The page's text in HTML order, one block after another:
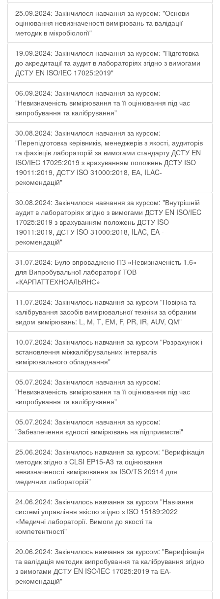
25.09.2024: Закінчилося навчання за курсом: "Основи
оцінювання невизначеності вимірювань та валідації
методик в мікробіології"
19.09.2024: Закінчилося навчання за курсом: "Підготовка
до акредитації та аудит в лабораторіях згідно з вимогами
ДСТУ EN ISO/IEC 17025:2019"
06.09.2024: Закінчилося навчання за курсом:
"Невизначеність вимірювання та її оцінювання під час
випробування та калібрування"
30.08.2024: Закінчилося навчання за курсом:
"Перепідготовка керівників, менеджерів з якості, аудиторів
та фахівців лабораторій за вимогами стандарту ДСТУ EN
ISO/IEC 17025:2019 з врахуванням положень ДСТУ ISO
19011:2019, ДСТУ ISO 31000:2018, ЕА, ILAC-
рекомендацій"
30.08.2024: Закінчилося навчання за курсом: "Внутрішній
аудит в лабораторіях згідно з вимогами ДСТУ EN ISO/IEC
17025:2019 з врахуванням положень ДСТУ ISO
19011:2019, ДСТУ ISO 31000:2018, ILAC, EA -
рекомендацій"
31.07.2024: Було впроваджено ПЗ «Невизначеність 1.6»
для Випробувальної лабораторії ТОВ
«КАРПАТТЕХНОАЛЬЯНС»
11.07.2024: Закінчилось навчання за курсом "Повірка та
калібрування засобів вимірювальної техніки за обраним
видом вимірювань: L, М, Т, ЕМ, F, РR, ІR, АUV, QМ"
10.07.2024: Закінчилось навчання за курсом "Розрахунок і
встановлення міжкалібрувальних інтервалів
вимірювального обладнання"
05.07.2024: Закінчилося навчання за курсом:
"Невизначеність вимірювання та її оцінювання під час
випробування та калібрування"
05.07.2024: Закінчилося навчання за курсом:
"Забезпечення єдності вимірювань на підприємстві"
25.06.2024: Закінчилось навчання за курсом: "Верифікація
методик згідно з CLSI EP15-A3 та оцінювання
невизначеності вимірювання за ISО/TS 20914 для
медичних лабораторій"
24.06.2024: Закінчилось навчання за курсом "Навчання
системі управління якістю згідно з ISO 15189:2022
«Медичні лабораторії. Вимоги до якості та
компетентності"
20.06.2024: Закінчилось навчання за курсом: "Верифікація
та валідація методик випробування та калібрування згідно
з вимогами ДСТУ EN ISO/IEC 17025:2019 та ЕА-
рекомендацій"